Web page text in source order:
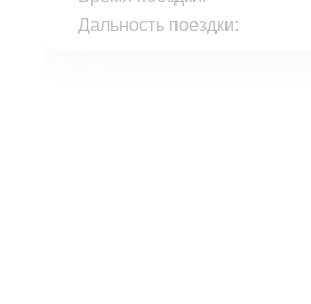
Дальность поездки: